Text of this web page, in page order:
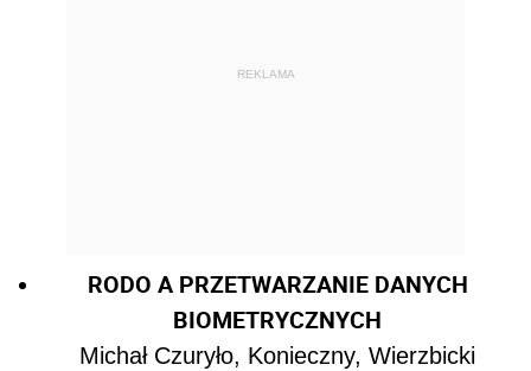
REKLAMA
RODO A PRZETWARZANIE DANYCH
BIOMETRYCZNYCH
Michał Czuryło, Konieczny, Wierzbicki